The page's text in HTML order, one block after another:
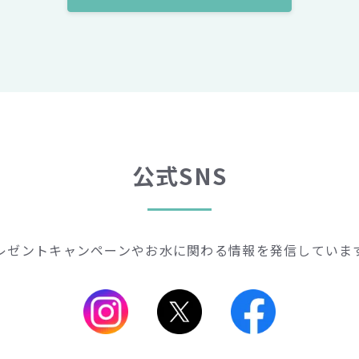
公式SNS
ゼントキャンペーンやお水に関わる情報を発信していま